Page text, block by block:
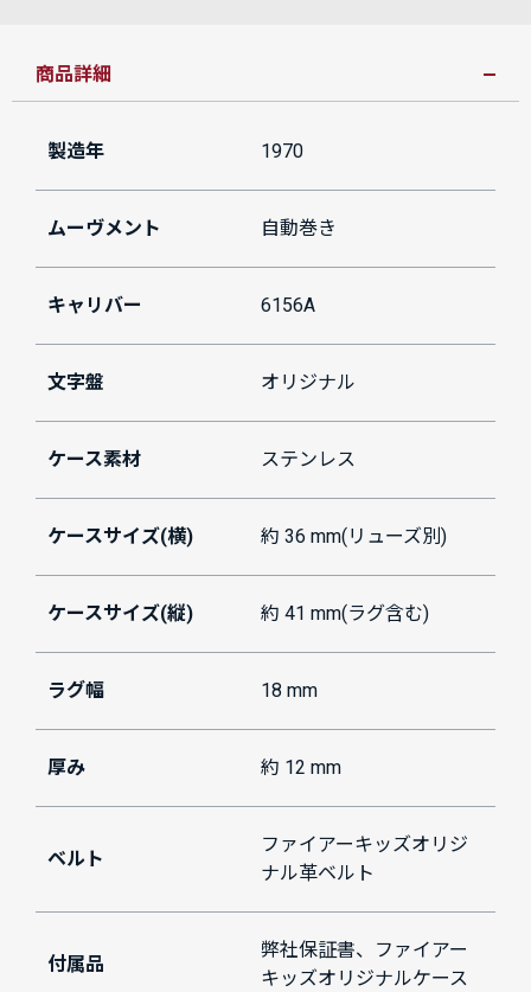
商品詳細
製造年 1970
ムーヴメント 自動巻き
キャリバー 6156A
文字盤 オリジナル
ケース素材 ステンレス
ケースサイズ(横) 約 36 mm(リューズ別)
ケースサイズ(縦) 約 41 mm(ラグ含む)
ラグ幅 18 mm
厚み 約 12 mm
ベルト
ファイアーキッズオリジ
ナル革ベルト
付属品
弊社保証書、ファイアー
キッズオリジナルケース